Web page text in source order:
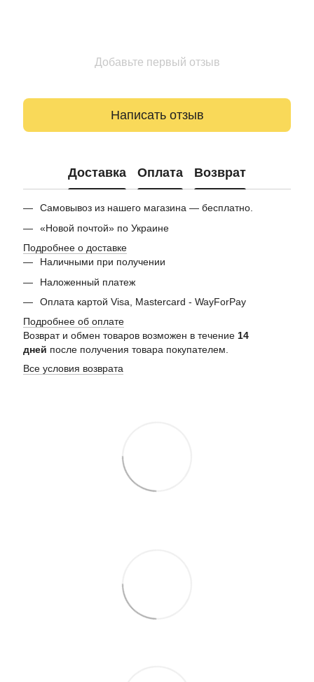
Добавьте первый отзыв
Написать отзыв
Доставка Оплата Возврат
Самовывоз из нашего магазина — бесплатно.
«Новой почтой» по Украине
Подробнее о доставке
Наличными при получении
Наложенный платеж
Оплата картой Visa, Mastercard - WayForPay
Подробнее об оплате
Возврат и обмен товаров возможен в течение 14
дней после получения товара покупателем.
Все условия возврата